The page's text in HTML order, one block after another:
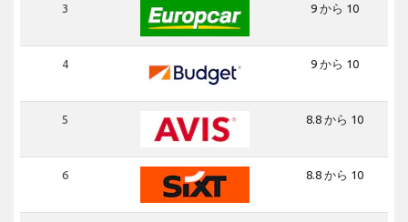
3 9 から 10
4 9 から 10
5 8.8 から 10
6 8.8 から 10